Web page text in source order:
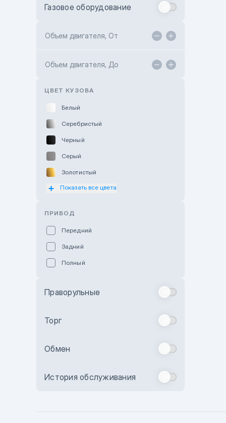
Toyota Kokshetau
Hyundai ShymCity
Газовое оборудование
Объем двигателя, От
Объем двигателя, До
ЦВЕТ КУЗОВА
Белый
Серебристый
Черный
Серый
Золотистый
Оранжевый
Бежевый
Комбинированный
Показать все цвета
ПРИВОД
Передний
Задний
Полный
Праворульные
Торг
Обмен
История обслуживания